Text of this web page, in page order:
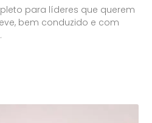
para líderes que querem
bem conduzido e com